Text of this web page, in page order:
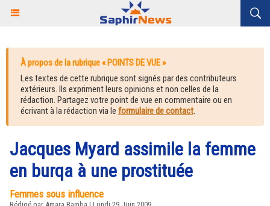
À propos de la rubrique « POINTS DE VUE »
Les textes de cette rubrique sont signés par des contributeurs
extérieurs. Ils expriment leurs opinions et non celles de la
rédaction. Partagez votre point de vue en commentaire ou en
écrivant à la rédaction via le formulaire de contact.
Jacques Myard assimile la femme
en burqa à une prostituée
Femmes sous influence